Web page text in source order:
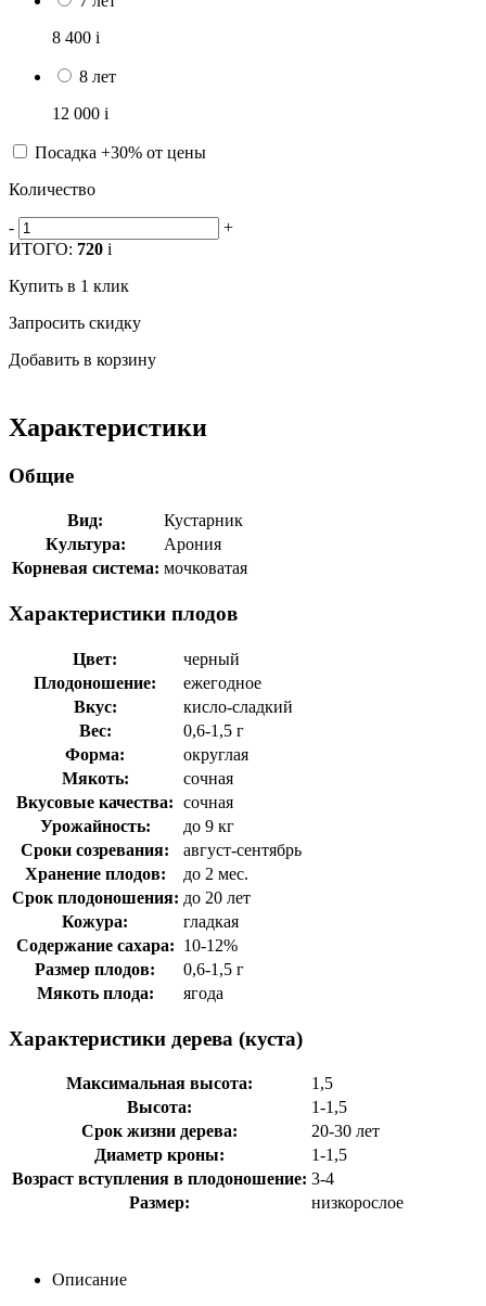
8 400 i
8 лет
12 000 i
Посадка +30% от цены
Количество
-
+
ИТОГО: 720 i
Купить в 1 клик
Запросить скидку
Добавить в корзину
Характеристики
Общие
Вид:
Кустарник
Культура:
Арония
Корневая система: мочковатая
Характеристики плодов
Цвет:
черный
Плодоношение:
ежегодное
Вкус:
кисло-сладкий
Вес:
0,6-1,5 г
Форма:
округлая
Мякоть:
сочная
Вкусовые качества: сочная
Урожайность:
до 9 кг
Сроки созревания:
август-сентябрь
Хранение плодов:
до 2 мес.
Срок плодоношения: до 20 лет
Кожура:
гладкая
Содержание сахара: 10-12%
Размер плодов:
0,6-1,5 г
Мякоть плода:
ягода
Характеристики дерева (куста)
Максимальная высота:
1,5
Высота:
1-1,5
Срок жизни дерева:
20-30 лет
Диаметр кроны:
1-1,5
Возраст вступления в плодоношение: 3-4
Размер:
низкорослое
Описание